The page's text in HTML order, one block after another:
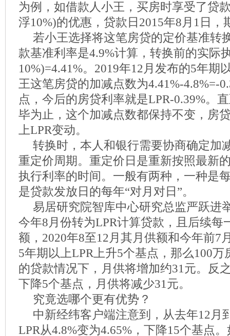
为例，如借款人小王，买房时享受了贷
浮10%)的优惠，贷款日2015年8月1日，
若小王选择将这笔房贷的定价基准转
款基准利率是4.9%计算，转换前的实际
10%)=4.41%。2019年12月发布的5年期
王这笔房贷的加减点数为4.41%-4.8%=-
点，今后的房贷利率就是LPR-0.39%。
毕为止，这个加减点数都保持不变，房
上LPR变动。
转换时，本人和银行需要协商确定加
重定价周期。重定价日是重新按照最新
执行利率的时间。一般有两种，一种是
是贷款发放日的每年“对月对日”。
易居研究院智库中心研究总监严跃进
今年8月份转为LPR计算贷款，且后续每
额，2020年8至12月其月供额和今年前7
5年期以上LPR上升5个基点，那么100万
的贷款情况下，月供将增加约31元。反
下降5个基点，月供将减少31元。
究竟选哪个更有优势？
中新经纬客户端注意到，从去年12月
LPR从4.8%变为4.65%，下降15个基点